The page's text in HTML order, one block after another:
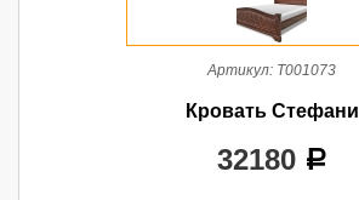
Артикул: Т001073
Кровать Стефани
32180 a